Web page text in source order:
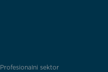
Profesionalni sektor